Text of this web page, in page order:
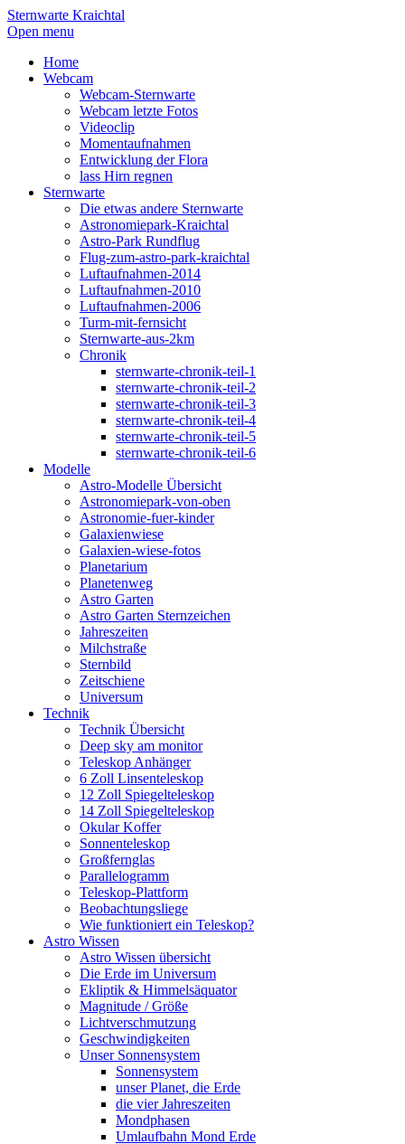
Sternwarte Kraichtal
Open menu
Home
Webcam
Webcam-Sternwarte
Webcam letzte Fotos
Videoclip
Momentaufnahmen
Entwicklung der Flora
lass Hirn regnen
Sternwarte
Die etwas andere Sternwarte
Astronomiepark-Kraichtal
Astro-Park Rundflug
Flug-zum-astro-park-kraichtal
Luftaufnahmen-2014
Luftaufnahmen-2010
Luftaufnahmen-2006
Turm-mit-fernsicht
Sternwarte-aus-2km
Chronik
sternwarte-chronik-teil-1
sternwarte-chronik-teil-2
sternwarte-chronik-teil-3
sternwarte-chronik-teil-4
sternwarte-chronik-teil-5
sternwarte-chronik-teil-6
Modelle
Astro-Modelle Übersicht
Astronomiepark-von-oben
Astronomie-fuer-kinder
Galaxienwiese
Galaxien-wiese-fotos
Planetarium
Planetenweg
Astro Garten
Astro Garten Sternzeichen
Jahreszeiten
Milchstraße
Sternbild
Zeitschiene
Universum
Technik
Technik Übersicht
Deep sky am monitor
Teleskop Anhänger
6 Zoll Linsenteleskop
12 Zoll Spiegelteleskop
14 Zoll Spiegelteleskop
Okular Koffer
Sonnenteleskop
Großfernglas
Parallelogramm
Teleskop-Plattform
Beobachtungsliege
Wie funktioniert ein Teleskop?
Astro Wissen
Astro Wissen übersicht
Die Erde im Universum
Ekliptik & Himmelsäquator
Magnitude / Größe
Lichtverschmutzung
Geschwindigkeiten
Unser Sonnensystem
Sonnensystem
unser Planet, die Erde
die vier Jahreszeiten
Mondphasen
Umlaufbahn Mond Erde